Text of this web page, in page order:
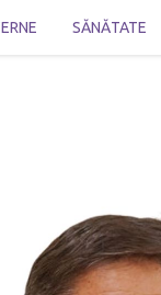
SĂNĂTATE